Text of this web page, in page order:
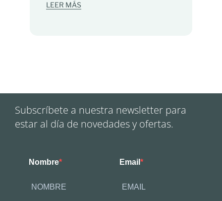
LEER MÁS
Subscríbete a nuestra newsletter para
estar al día de novedades y ofertas.
Nombre Email